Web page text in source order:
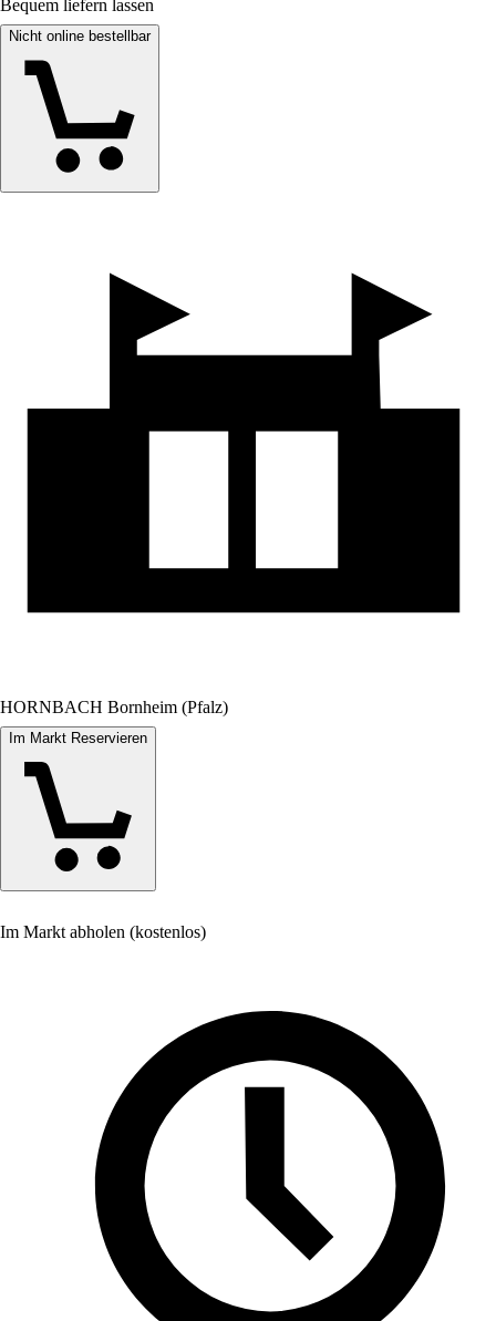
Bequem liefern lassen
Nicht online bestellbar
HORNBACH Bornheim (Pfalz)
Im Markt Reservieren
Im Markt abholen (kostenlos)